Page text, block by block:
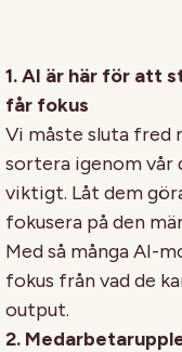
1. AI är här för att
får fokus
Vi måste sluta fred
sortera igenom vår
viktigt. Låt dem
fokusera på den
Med så många AI-
fokus från vad de
output.
2.